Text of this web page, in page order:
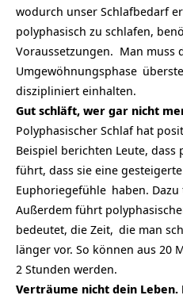
wodurch unser Schlafbedarf
polyphasisch zu schlafen,
Voraussetzungen. Man muss
Umgewöhnungsphase
diszipliniert einhalten.
Gut schläft, wer gar nicht
Polyphasischer Schlaf hat
Beispiel berichten Leute, dass
führt, dass sie eine gesteigerte
Euphoriegefühle haben.
Außerdem führt
bedeutet, die Zeit, die man
länger vor. So können aus 20
2 Stunden werden.
Verträume nicht dein Leben.